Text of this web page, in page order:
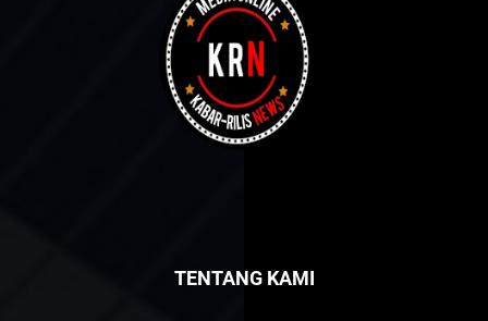
TENTANG KAMI